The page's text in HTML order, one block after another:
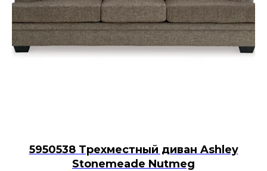
Сборка не требуется.
Трехместный диван Ashley Furniture Colleton можно разместить в
основной гостиной, кабинете или семейной зоне отдыха. Три
посадочных места подходят для повседневного общения,
чтения и просмотра телевизора, а съёмные подушки сиденья
5950538 Трехместный диван Ashley
Stonemeade Nutmeg